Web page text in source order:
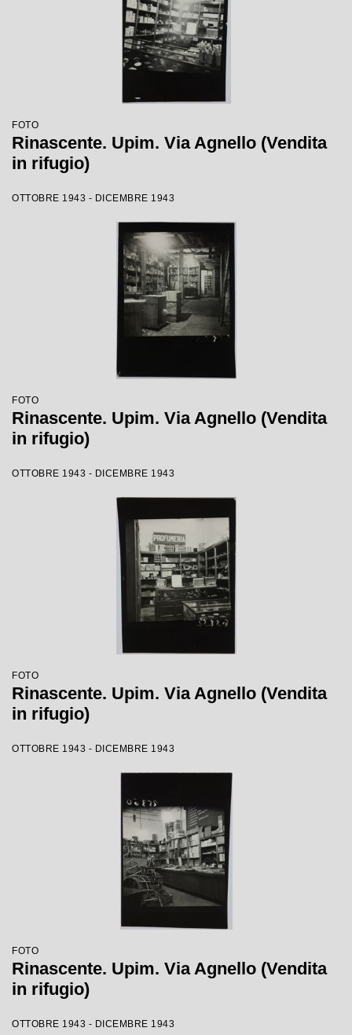
FOTO
Rinascente. Upim. Via Agnello (Vendita
in rifugio)
OTTOBRE 1943 - DICEMBRE 1943
FOTO
Rinascente. Upim. Via Agnello (Vendita
in rifugio)
OTTOBRE 1943 - DICEMBRE 1943
FOTO
Rinascente. Upim. Via Agnello (Vendita
in rifugio)
OTTOBRE 1943 - DICEMBRE 1943
FOTO
Rinascente. Upim. Via Agnello (Vendita
in rifugio)
OTTOBRE 1943 - DICEMBRE 1943